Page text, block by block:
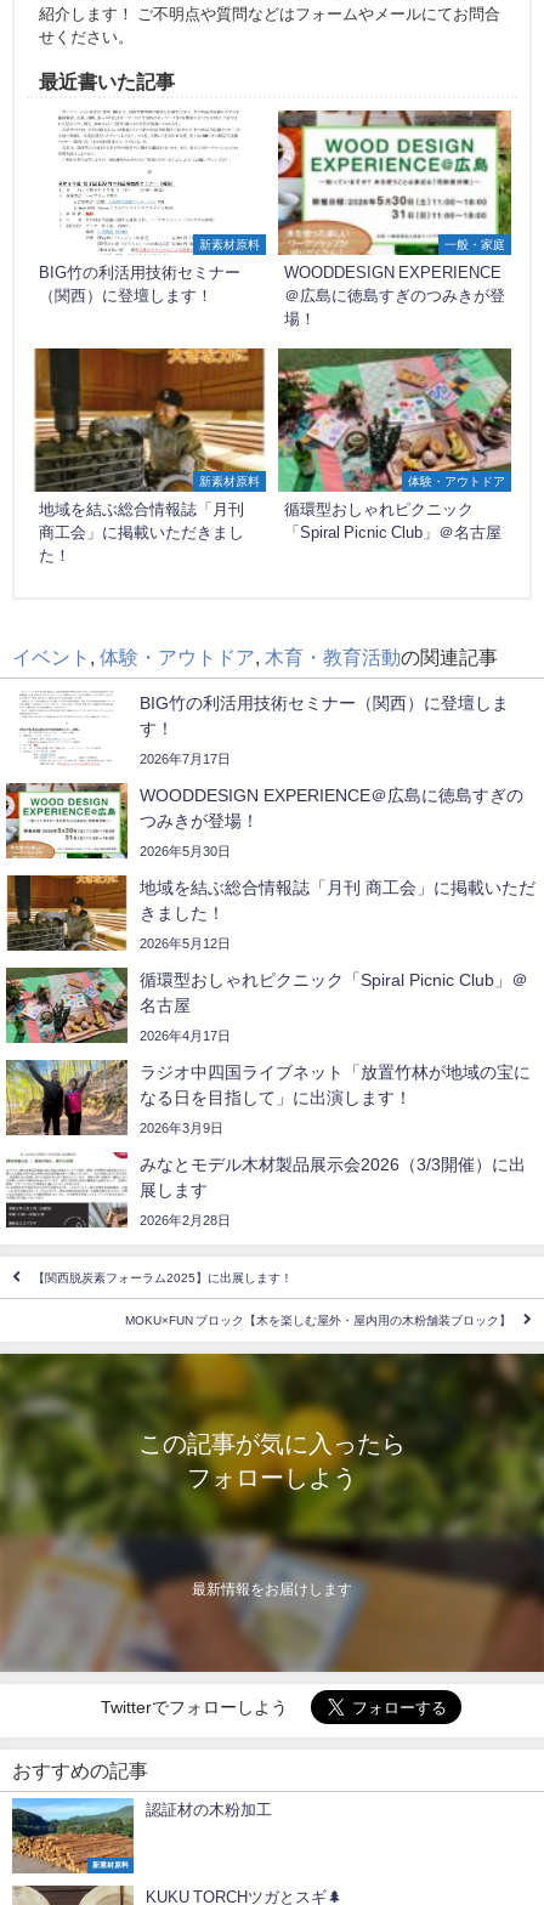
紹介します！ ご不明点や質問などはフォームやメールにてお問合
せください。
最近書いた記事
新素材原料
BIG竹の利活用技術セミナー
（関西）に登壇します！
一般・家庭
WOODDESIGN EXPERIENCE
＠広島に徳島すぎのつみきが登
場！
新素材原料
地域を結ぶ総合情報誌「月刊
商工会」に掲載いただきまし
た！
体験・アウトドア
循環型おしゃれピクニック
「Spiral Picnic Club」＠名古屋
イベント 体験・アウトドア 木育・教育活動の関連記事
BIG竹の利活用技術セミナー（関西）に登壇しま
す！
2026年7月17日
WOODDESIGN EXPERIENCE＠広島に徳島すぎの
つみきが登場！
2026年5月30日
地域を結ぶ総合情報誌「月刊 商工会」に掲載いただ
きました！
2026年5月12日
循環型おしゃれピクニック「Spiral Picnic Club」＠
名古屋
2026年4月17日
ラジオ中四国ライブネット「放置竹林が地域の宝に
なる日を目指して」に出演します！
2026年3月9日
みなとモデル木材製品展示会2026（3/3開催）に出
展します
2026年2月28日
【関西脱炭素フォーラム2025】に出展します！
MOKU×FUN ブロック【木を楽しむ屋外・屋内用の木粉舗装ブロック】
この記事が気に入ったら
フォローしよう
最新情報をお届けします
Twitterでフォローしよう
おすすめの記事
新素材原料
認証材の木粉加工
KUKU TORCHツガとスギ🌲